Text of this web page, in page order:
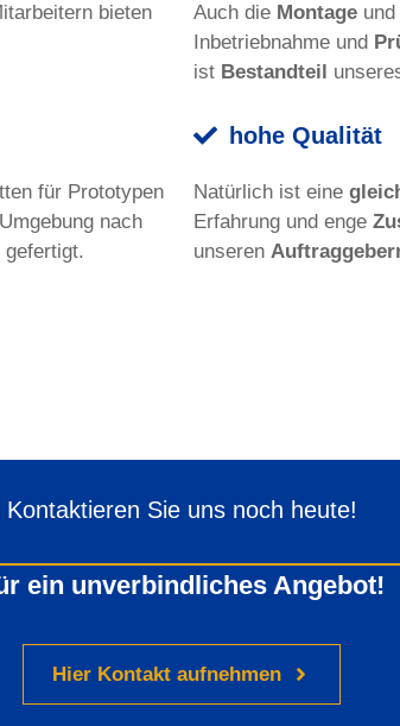
bieten
für Prototypen
nach
gefertigt.
Auch die Montage und
Inbetriebnahme und
ist Bestandteil
hohe Qualität
Natürlich ist eine
Erfahrung und enge
unseren
Kontaktieren Sie uns noch heute!
ein unverbindliches Angebot!
Hier Kontakt aufnehmen